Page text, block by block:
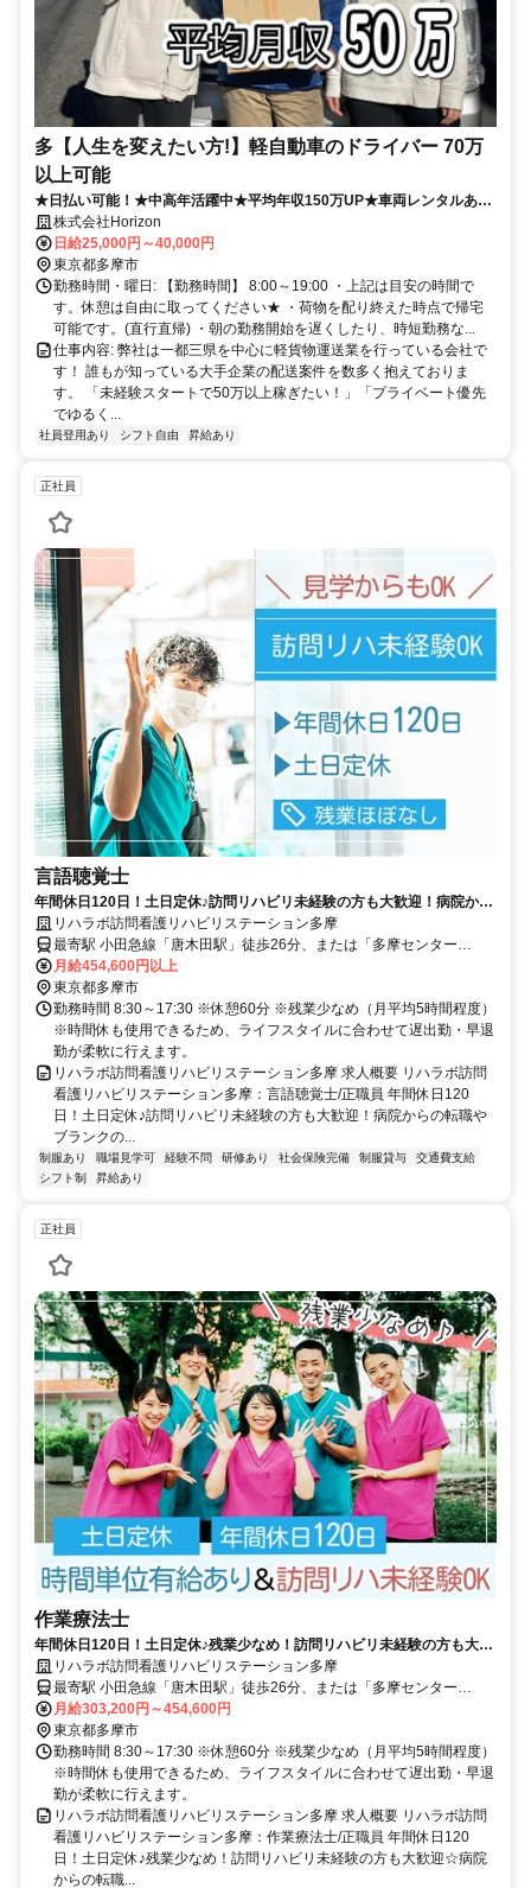
多【人生を変えたい方!】軽自動車のドライバー 70万
以上可能
★日払い可能！★中高年活躍中★平均年収150万UP★車両レンタルあ
り！女性も活躍！
株式会社Horizon
日給25,000円～40,000円
東京都多摩市
勤務時間・曜日: 【勤務時間】 8:00～19:00 ・上記は目安の時間で
す。休憩は自由に取ってください★ ・荷物を配り終えた時点で帰宅
可能です。(直行直帰) ・朝の勤務開始を遅くしたり、時短勤務な...
仕事内容: 弊社は一都三県を中心に軽貨物運送業を行っている会社で
す！ 誰もが知っている大手企業の配送案件を数多く抱えておりま
す。 「未経験スタートで50万以上稼ぎたい！」「プライベート優先
でゆるく...
社員登用あり シフト自由 昇給あり
正社員
言語聴覚士
年間休日120日！土日定休♪訪問リハビリ未経験の方も大歓迎！病院から
の転職やブランクのある方も安心してスタートできます。【多摩市、唐
木田駅/多摩センター駅、訪問リハ、言語聴覚士、正職員】
リハラボ訪問看護リハビリステーション多摩
最寄駅 小田急線「唐木田駅」徒歩26分、または「多摩センター
駅」、京王線「京王多摩センター駅」よりバス「一本杉公園」下車徒
歩6分
月給454,600円以上
東京都多摩市
勤務時間 8:30～17:30 ※休憩60分 ※残業少なめ（月平均5時間程度）
※時間休も使用できるため、ライフスタイルに合わせて遅出勤・早退
勤が柔軟に行えます。
リハラボ訪問看護リハビリステーション多摩 求人概要 リハラボ訪問
看護リハビリステーション多摩：言語聴覚士/正職員 年間休日120
日！土日定休♪訪問リハビリ未経験の方も大歓迎！病院からの転職や
ブランクの...
制服あり 職場見学可 経験不問 研修あり 社会保険完備 制服貸与
交通費支給
シフト制
昇給あり
正社員
作業療法士
年間休日120日！土日定休♪残業少なめ！訪問リハビリ未経験の方も大歓
迎☆病院からの転職やブランクのある方も安心してスタートできます。
【多摩市、唐木田駅/多摩センター駅、訪問リハ、作業療法士、正職員】
リハラボ訪問看護リハビリステーション多摩
最寄駅 小田急線「唐木田駅」徒歩26分、または「多摩センター
駅」、京王線「京王多摩センター駅」よりバス「一本杉公園」下車徒
歩6分
月給303,200円～454,600円
東京都多摩市
勤務時間 8:30～17:30 ※休憩60分 ※残業少なめ（月平均5時間程度）
※時間休も使用できるため、ライフスタイルに合わせて遅出勤・早退
勤が柔軟に行えます。
リハラボ訪問看護リハビリステーション多摩 求人概要 リハラボ訪問
看護リハビリステーション多摩：作業療法士/正職員 年間休日120
日！土日定休♪残業少なめ！訪問リハビリ未経験の方も大歓迎☆病院
からの転職...